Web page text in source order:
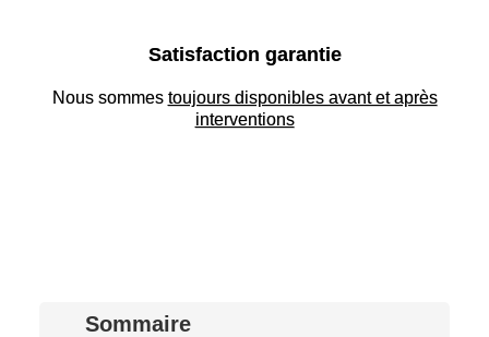
Satisfaction garantie
Nous sommes toujours disponibles avant et après
interventions
Sommaire